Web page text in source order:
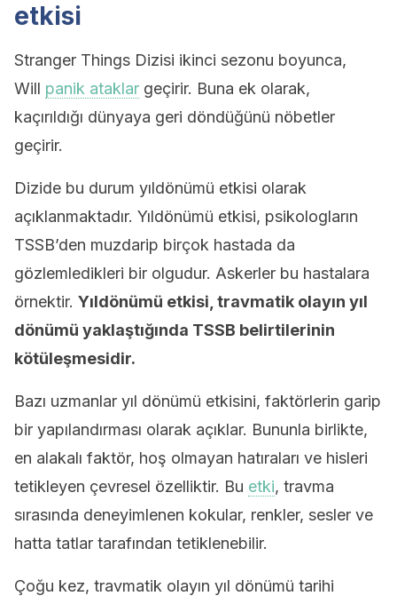
etkisi
Stranger Things Dizisi ikinci sezonu boyunca,
Will panik ataklar geçirir. Buna ek olarak,
kaçırıldığı dünyaya geri döndüğünü nöbetler
geçirir.
Dizide bu durum yıldönümü etkisi olarak
açıklanmaktadır. Yıldönümü etkisi, psikologların
TSSB’den muzdarip birçok hastada da
gözlemledikleri bir olgudur. Askerler bu hastalara
örnektir. Yıldönümü etkisi, travmatik olayın yıl
dönümü yaklaştığında TSSB belirtilerinin
kötüleşmesidir.
Bazı uzmanlar yıl dönümü etkisini, faktörlerin garip
bir yapılandırması olarak açıklar. Bununla birlikte,
en alakalı faktör, hoş olmayan hatıraları ve hisleri
tetikleyen çevresel özelliktir. Bu etki, travma
sırasında deneyimlenen kokular, renkler, sesler ve
hatta tatlar tarafından tetiklenebilir.
Çoğu kez, travmatik olayın yıl dönümü tarihi